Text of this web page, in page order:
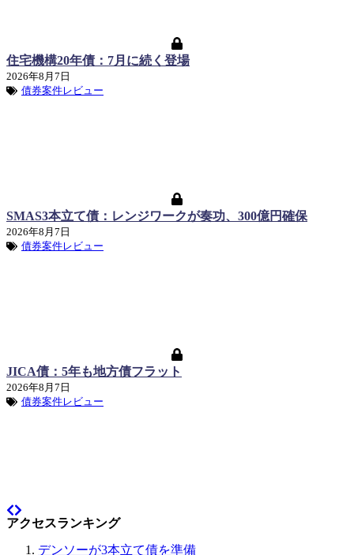
住宅機構20年債：7月に続く登場
2026年8月7日
債券案件レビュー
SMAS3本立て債：レンジワークが奏功、300億円確保
2026年8月7日
債券案件レビュー
JICA債：5年も地方債フラット
2026年8月7日
債券案件レビュー
アクセスランキング
デンソーが3本立て債を準備